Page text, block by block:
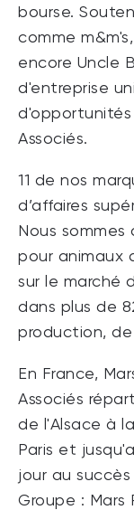
bourse.
comme
encore Uncle
d'entreprise
d'opportunités
Associés.
11 de nos
d’affaires
Nous sommes
pour animaux
sur le marché
dans plus de
production,
En France,
Associés
de l'Alsace à
Paris et
jour au
Groupe : Mars